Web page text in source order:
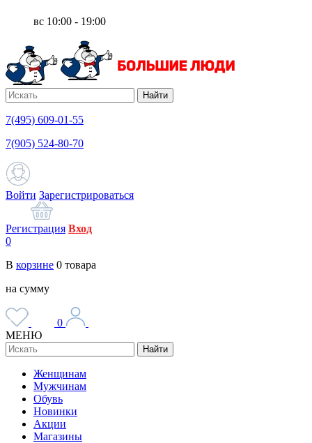
вс 10:00 - 19:00
Найти
7(495) 609-01-55
7(905) 524-80-70
Войти Зарегистрироваться
Регистрация Вход
0
В корзине 0 товара
на сумму
0
МЕНЮ
Найти
Женщинам
Мужчинам
Обувь
Новинки
Акции
Магазины